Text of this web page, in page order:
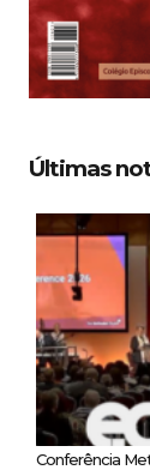
Últimas
Conferência